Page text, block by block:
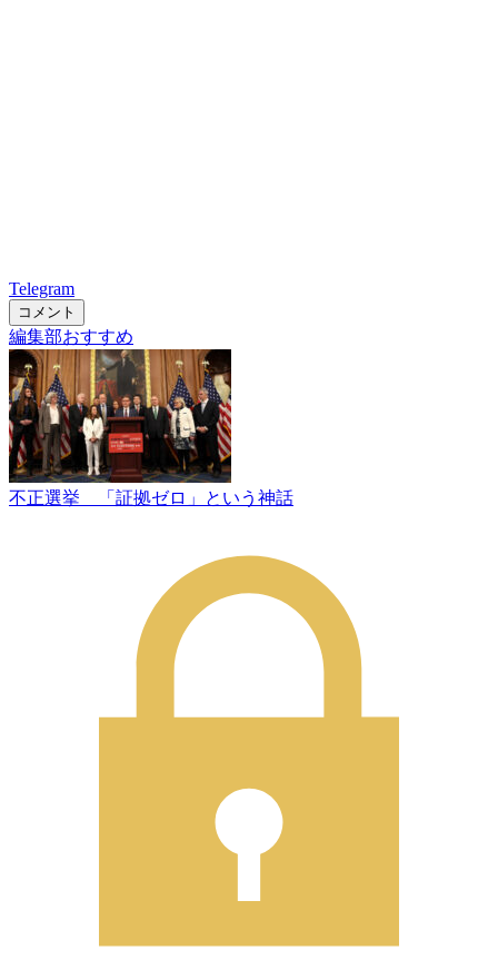
Telegram
コメント
編集部おすすめ
不正選挙 「証拠ゼロ」という神話